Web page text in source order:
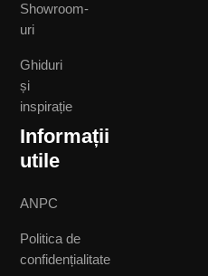
Showroom-
uri
Ghiduri
și
inspirație
Informații
utile
ANPC
Politica de
confidențialitate